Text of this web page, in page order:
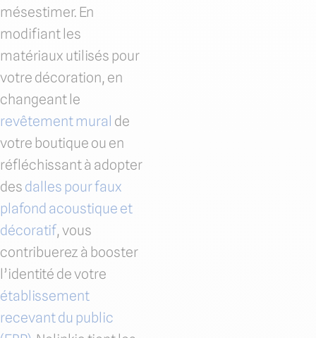
mésestimer. En
modifiant les
matériaux utilisés pour
votre décoration, en
changeant le
revêtement mural de
votre boutique ou en
réfléchissant à adopter
des dalles pour faux
plafond acoustique et
décoratif, vous
contribuerez à booster
l’identité de votre
établissement
recevant du public